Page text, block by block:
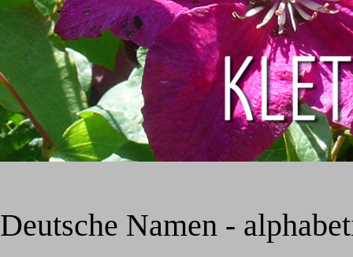
Deutsche Namen -